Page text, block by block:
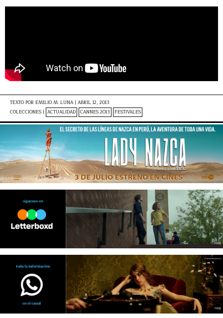
TEXTO POR EMILIO M. LUNA | ABRIL 12, 2013
COLECCIONES | ACTUALIDAD CANNES 2013 FESTIVALES